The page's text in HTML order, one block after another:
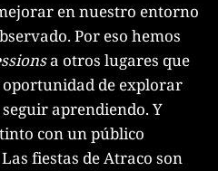
en nuestro entorno
Por eso hemos
a otros lugares que
oportunidad de explorar
aprendiendo. Y
con un público
fiestas de Atraco son